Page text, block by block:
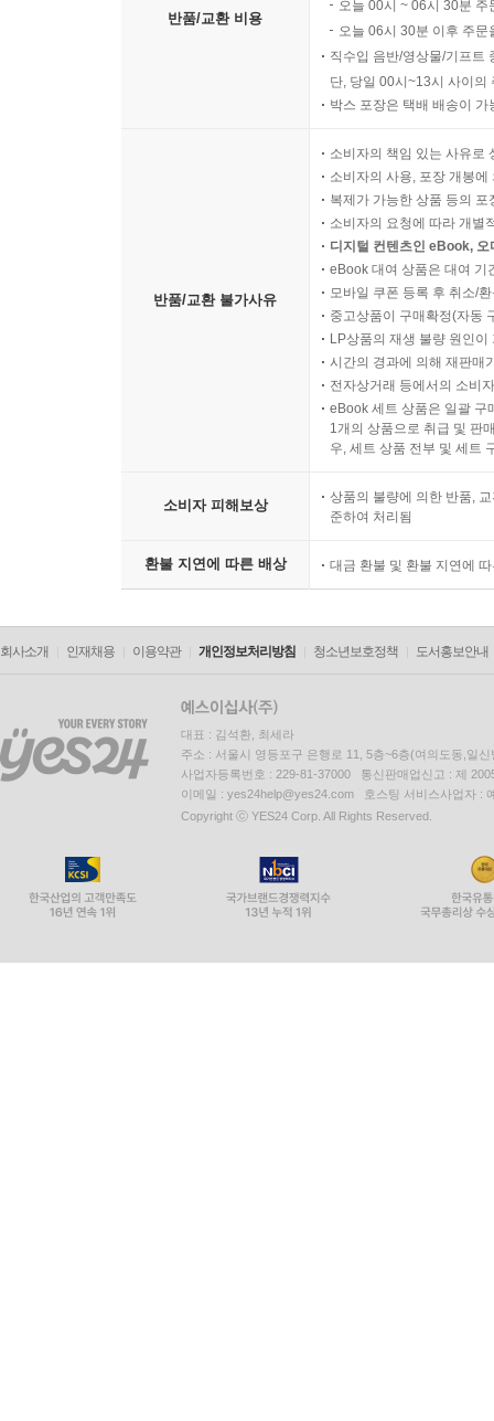
반품/교환 비용
오늘 00시 ~ 06시 30분
오늘 06시 30분 이후 주
직수입 음반/영상물/기프트
단, 당일 00시~13시 사이의
박스 포장은 택배 배송이
반품/교환 불가사유
소비자의 책임 있는 사유로
소비자의 사용, 포장 개봉
복제가 가능한 상품 등의
소비자의 요청에 따라 개별
디지털 컨텐츠인 eBook,
eBook 대여 상품은 대여 기
모바일 쿠폰 등록 후 취소/
중고상품이 구매확정(자동
LP상품의 재생 불량 원인
시간의 경과에 의해 재판매
전자상거래 등에서의 소비
eBook 세트 상품은 일괄 구
1개의 상품으로 취급 및 판
우, 세트 상품 전부 및 세트
소비자 피해보상
상품의 불량에 의한 반품,
준하여 처리됨
환불 지연에 따른 배상 대금 환불 및 환불 지연에
회사소개 인재채용 이용약관 개인정보처리방침 청소년보호정책 도서홍보안내
대표 : 김석환, 최세라
주소 : 서울시 영등포구 은행로 11, 5층~6층(여의도동,일신
사업자등록번호 : 229-81-37000 통신판매업신고 : 제
이메일 : yes24help@yes24.com 호스팅 서비스사업자 :
Copyright ⓒ YES24 Corp. All Rights Reserved.